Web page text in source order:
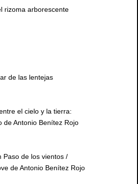
rizoma arborescente
de las lentejas
el cielo y la tierra:
de Antonio Benítez Rojo
Paso de los vientos /
de Antonio Benítez Rojo